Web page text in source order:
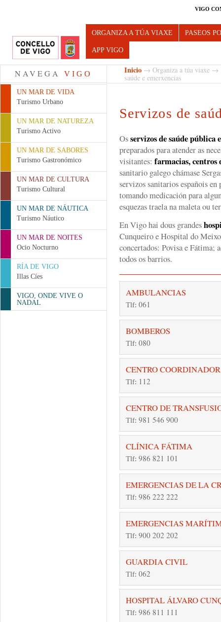
VIGO
Turismo de Vigo
ORGANIZA A TÚA VIAXE PASEOS
APP VIGO
NAVEGA VIGO
UN MAR DE VIDA
Turismo Urbano
UN MAR DE NATUREZA
Turismo Activo
UN MAR DE SABORES
Turismo Gastronómico
UN MAR DE CULTURA
Turismo Cultural
UN MAR DE NÁUTICA
Turismo Náutico
UN MAR DE NOITES
Ocio Nocturno
RÍA DE VIGO
Illas Cíes
VIGO, ONDE VIVE O
NADAL
Inicio → Organiza a túa viaxe →
saúde e emerxencias
Servizos de
Osservizos de saúde pública
preparados para atender as
visitantes: farmacias, centros
sanitario galego chámase
servizos sanitarios españois
tomando medicación para
esquezas traela na maleta ou
En Vigo hai dous grandes
Cunqueiro e Hospital do
concertados: Povisa e Fátima;
todos os barrios.
AMBULANCIAS
Tlf: 061
BOMBEROS
Tlf: 080
CENTRO
Tlf: 112
CENTRO DE
Tlf: 981 546 900
CLÍNICA FÁTIMA
Tlf: 986 821 101
EMERGENCIAS DE LA
Tlf: 986 222 222
EMERGENCIAS
Tlf: 900 202 202
GUARDIA CIVIL
Tlf: 062
HOSPITAL ÁLVARO
Tlf: 986 811 111